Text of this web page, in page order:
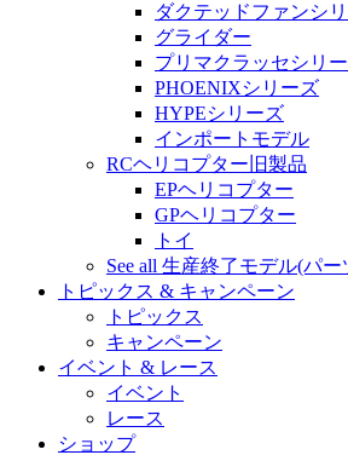
ダクテッドファンシ
グライダー
プリマクラッセシリ
PHOENIXシリーズ
HYPEシリーズ
インポートモデル
RCヘリコプター旧製品
EPヘリコプター
GPヘリコプター
トイ
See all 生産終了モデル(パ
トピックス & キャンペーン
トピックス
キャンペーン
イベント & レース
イベント
レース
ショップ